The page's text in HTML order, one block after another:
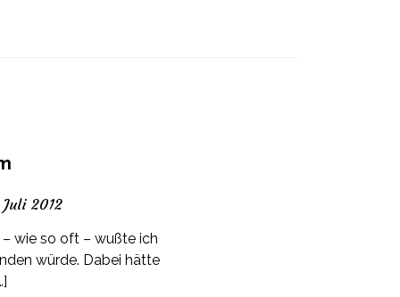
2012
wie so oft – wußte ich
würde. Dabei hätte